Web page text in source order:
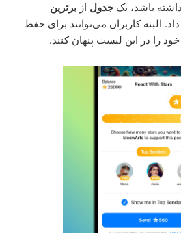
باشد، یک جدول از برترین
البته کاربران می‌توانند برای حفظ
را در این لیست پنهان کنند.